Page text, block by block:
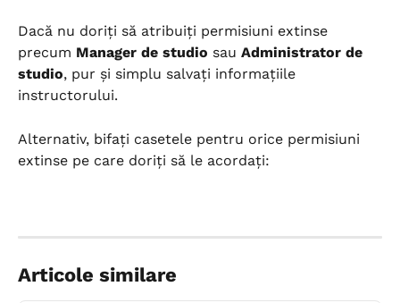
Dacă nu doriți să atribuiți permisiuni extinse
precum Manager de studio sau Administrator de
studio, pur și simplu salvați informațiile
instructorului.
Alternativ, bifați casetele pentru orice permisiuni
extinse pe care doriți să le acordați:
Articole similare